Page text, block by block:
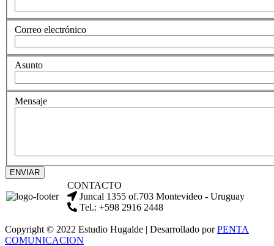
Correo electrónico
Asunto
Mensaje
ENVIAR
CONTACTO
Juncal 1355 of.703 Montevideo - Uruguay
Tel.: +598 2916 2448
Copyright © 2022 Estudio Hugalde | Desarrollado porPENTA
COMUNICACION